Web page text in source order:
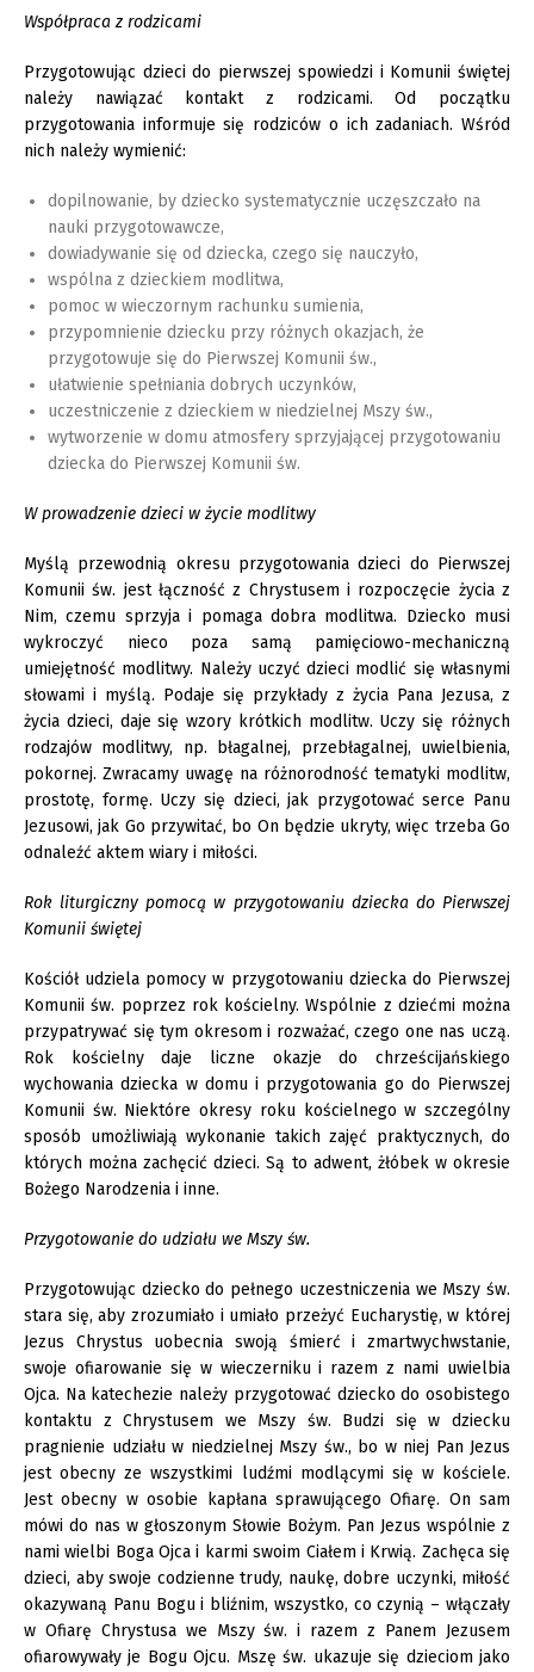
Współpraca z rodzicami
Przygotowując dzieci do pierwszej spowiedzi i Komunii świętej
należy nawiązać kontakt z rodzicami. Od początku
przygotowania informuje się rodziców o ich zadaniach. Wśród
nich należy wymienić:
dopilnowanie, by dziecko systematycznie uczęszczało na
nauki przygotowawcze,
dowiadywanie się od dziecka, czego się nauczyło,
wspólna z dzieckiem modlitwa,
pomoc w wieczornym rachunku sumienia,
przypomnienie dziecku przy różnych okazjach, że
przygotowuje się do Pierwszej Komunii św.,
ułatwienie spełniania dobrych uczynków,
uczestniczenie z dzieckiem w niedzielnej Mszy św.,
wytworzenie w domu atmosfery sprzyjającej przygotowaniu
dziecka do Pierwszej Komunii św.
W prowadzenie dzieci w życie modlitwy
Myślą przewodnią okresu przygotowania dzieci do Pierwszej
Komunii św. jest łączność z Chrystusem i rozpoczęcie życia z
Nim, czemu sprzyja i pomaga dobra modlitwa. Dziecko musi
wykroczyć nieco poza samą pamięciowo-mechaniczną
umiejętność modlitwy. Należy uczyć dzieci modlić się własnymi
słowami i myślą. Podaje się przykłady z życia Pana Jezusa, z
życia dzieci, daje się wzory krótkich modlitw. Uczy się różnych
rodzajów modlitwy, np. błagalnej, przebłagalnej, uwielbienia,
pokornej. Zwracamy uwagę na różnorodność tematyki modlitw,
prostotę, formę. Uczy się dzieci, jak przygotować serce Panu
Jezusowi, jak Go przywitać, bo On będzie ukryty, więc trzeba Go
odnaleźć aktem wiary i miłości.
Rok liturgiczny pomocą w przygotowaniu dziecka do Pierwszej
Komunii świętej
Kościół udziela pomocy w przygotowaniu dziecka do Pierwszej
Komunii św. poprzez rok kościelny. Wspólnie z dziećmi można
przypatrywać się tym okresom i rozważać, czego one nas uczą.
Rok kościelny daje liczne okazje do chrześcijańskiego
wychowania dziecka w domu i przygotowania go do Pierwszej
Komunii św. Niektóre okresy roku kościelnego w szczególny
sposób umożliwiają wykonanie takich zajęć praktycznych, do
których można zachęcić dzieci. Są to adwent, żłóbek w okresie
Bożego Narodzenia i inne.
Przygotowanie do udziału we Mszy św.
Przygotowując dziecko do pełnego uczestniczenia we Mszy św.
stara się, aby zrozumiało i umiało przeżyć Eucharystię, w której
Jezus Chrystus uobecnia swoją śmierć i zmartwychwstanie,
swoje ofiarowanie się w wieczerniku i razem z nami uwielbia
Ojca. Na katechezie należy przygotować dziecko do osobistego
kontaktu z Chrystusem we Mszy św. Budzi się w dziecku
pragnienie udziału w niedzielnej Mszy św., bo w niej Pan Jezus
jest obecny ze wszystkimi ludźmi modlącymi się w kościele.
Jest obecny w osobie kapłana sprawującego Ofiarę. On sam
mówi do nas w głoszonym Słowie Bożym. Pan Jezus wspólnie z
nami wielbi Boga Ojca i karmi swoim Ciałem i Krwią. Zachęca się
dzieci, aby swoje codzienne trudy, naukę, dobre uczynki, miłość
okazywaną Panu Bogu i bliźnim, wszystko, co czynią – włączały
w Ofiarę Chrystusa we Mszy św. i razem z Panem Jezusem
ofiarowywały je Bogu Ojcu. Mszę św. ukazuje się dzieciom jako